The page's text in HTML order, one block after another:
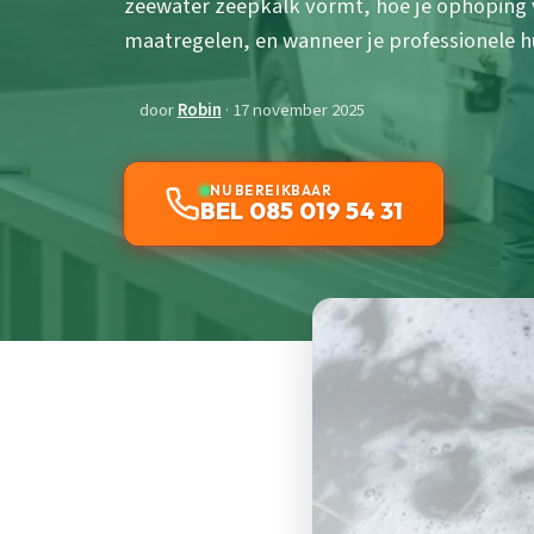
maatregelen, en wanneer je professionele
doorRobin · 17 november 2025
NU BEREIKBAAR
BEL 085 019 54 31